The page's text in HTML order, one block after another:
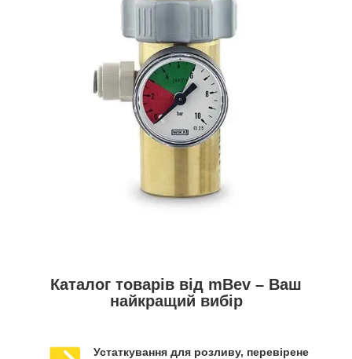
Каталог товарів від mBev – Ваш
найкращий вибір
Устаткування для розливу, перевірене